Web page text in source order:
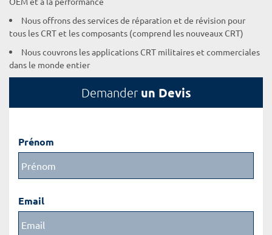
Nous offrons des services de réparation et de révision pour
tous les CRT et les composants (comprend les nouveaux CRT)
Nous couvrons les applications CRT militaires et commerciales
dans le monde entier
Demander un Devis
Prénom
Email